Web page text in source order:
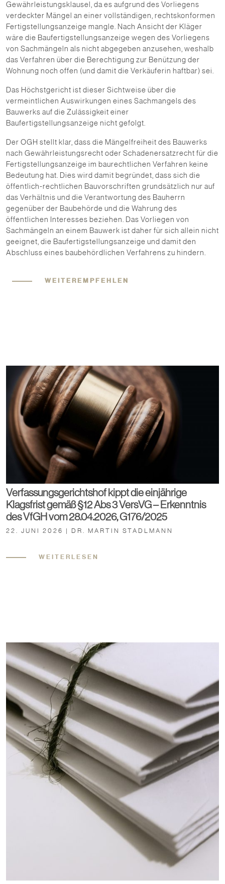
Gewährleistungsklausel, da es aufgrund des Vorliegens
verdeckter Mängel an einer vollständigen, rechtskonformen
Fertigstellungsanzeige mangle. Nach Ansicht der Kläger
wäre die Baufertigstellungsanzeige wegen des Vorliegens
von Sachmängeln als nicht abgegeben anzusehen, weshalb
das Verfahren über die Berechtigung zur Benützung der
Wohnung noch offen (und damit die Verkäuferin haftbar) sei.
Das Höchstgericht ist dieser Sichtweise über die
vermeintlichen Auswirkungen eines Sachmangels des
Bauwerks auf die Zulässigkeit einer
Baufertigstellungsanzeige nicht gefolgt.
Der OGH stellt klar, dass die Mängelfreiheit des Bauwerks
nach Gewährleistungsrecht oder Schadenersatzrecht für die
Fertigstellungsanzeige im baurechtlichen Verfahren keine
Bedeutung hat. Dies wird damit begründet, dass sich die
öffentlich-rechtlichen Bauvorschriften grundsätzlich nur auf
das Verhältnis und die Verantwortung des Bauherrn
gegenüber der Baubehörde und die Wahrung des
öffentlichen Interesses beziehen. Das Vorliegen von
Sachmängeln an einem Bauwerk ist daher für sich allein nicht
geeignet, die Baufertigstellungsanzeige und damit den
Abschluss eines baubehördlichen Verfahrens zu hindern.
WEITEREMPFEHLEN
Verfassungsgerichtshof kippt die einjährige
Klagsfrist gemäß §12 Abs 3 VersVG – Erkenntnis
des VfGH vom 28.04.2026, G176/2025
22. JUNI 2026 | DR. MARTIN STADLMANN
WEITERLESEN